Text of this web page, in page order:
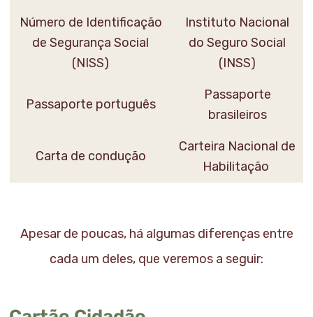
Número de Identificação
de Segurança Social
(NISS)
Instituto Nacional
do Seguro Social
(INSS)
Passaporte português
Passaporte
brasileiros
Carta de condução
Carteira Nacional de
Habilitação
Apesar de poucas, há algumas diferenças entre
cada um deles, que veremos a seguir: